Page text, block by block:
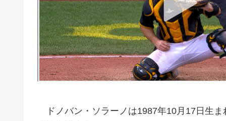
ドノバン・ソラーノは1987年10月17日生